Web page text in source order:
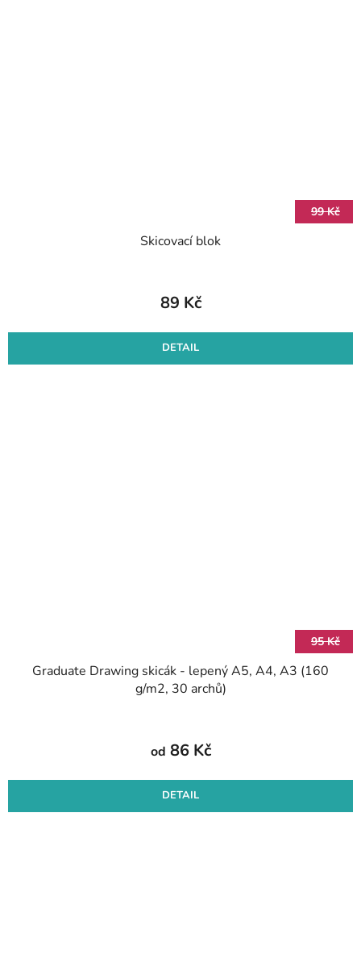
99 Kč
Skicovací blok
89 Kč
DETAIL
95 Kč
Graduate Drawing skicák - lepený A5, A4, A3 (160
g/m2, 30 archů)
od 86 Kč
DETAIL